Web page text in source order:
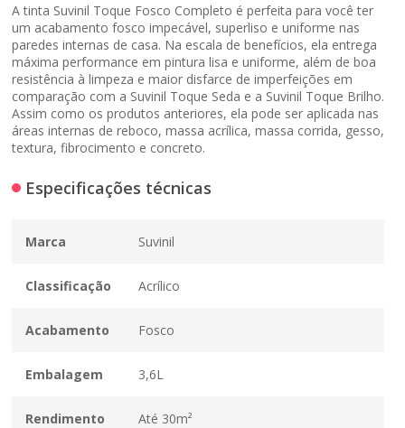
A tinta Suvinil Toque Fosco Completo é perfeita para você ter
um acabamento fosco impecável, superliso e uniforme nas
paredes internas de casa. Na escala de benefícios, ela entrega
máxima performance em pintura lisa e uniforme, além de boa
resistência à limpeza e maior disfarce de imperfeições em
comparação com a Suvinil Toque Seda e a Suvinil Toque Brilho.
Assim como os produtos anteriores, ela pode ser aplicada nas
áreas internas de reboco, massa acrílica, massa corrida, gesso,
textura, fibrocimento e concreto.
Especificações técnicas
Marca Suvinil
Classificação Acrílico
Acabamento Fosco
Embalagem 3,6L
Rendimento Até 30m²